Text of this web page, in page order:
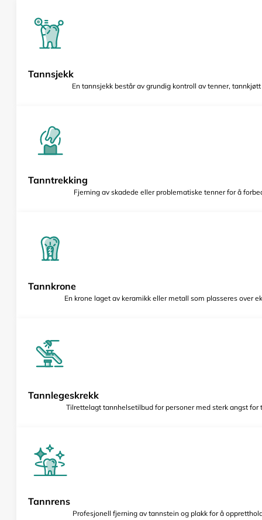
Tannsjekk
En tannsjekk består av grundig kontroll av tenner,
Tanntrekking
Fjerning av skadede eller problematiske tenner for å
Tannkrone
En krone laget av keramikk eller metall som plasseres over
Tannlegeskrekk
Tilrettelagt tannhelsetilbud for personer med sterk angst for
Tannrens
Profesjonell fjerning av tannstein og plakk for å